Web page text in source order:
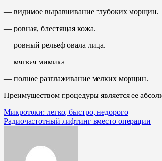
— видимое выравнивание глубоких морщин.
— ровная, блестящая кожа.
— ровный рельеф овала лица.
— мягкая мимика.
— полное разглаживание мелких морщин.
Преимуществом процедуры является ее
Навигация
по
Микротоки: легко, быстро, недорого
Радиочастотный лифтинг вместо операции